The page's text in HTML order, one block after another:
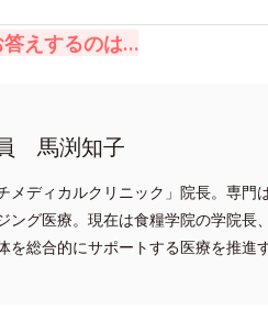
答えするのは…
馬渕知子
メディカルクリニック」院長。専
ング医療。現在は食糧学院の学院長
を総合的にサポートする医療を推進す